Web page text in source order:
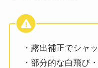
・露出補正でシャ
・部分的な白飛び